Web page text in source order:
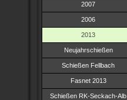
2007
2006
2013
Neujahrschießen
Schießen Fellbach
Fasnet 2013
Schießen RK-Seckach-Alb